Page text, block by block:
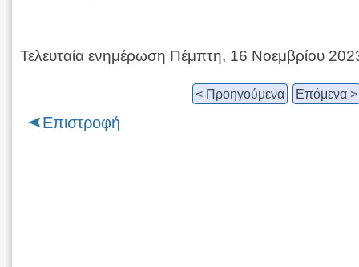
Τελευταία ενημέρωση Πέμπτη, 16 Νοεμβρίου
< Προηγούμενα Επόμενα >
Επιστροφή